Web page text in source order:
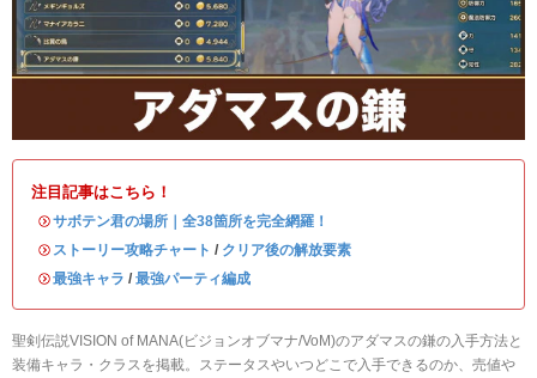
注目記事はこちら！
・サボテン君の場所｜全38箇所を完全網羅！
・ ストーリー攻略チャート / クリア後の解放要素
・最強キャラ / 最強パーティ編成
聖剣伝説VISION of MANA(ビジョンオブマナ/VoM)のアダマスの鎌の入手方法と
装備キャラ・クラスを掲載。ステータスやいつどこで入手できるのか、売値や